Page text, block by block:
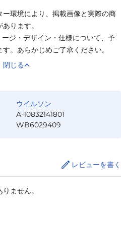
環境により、掲載画像と実際の商
ります。
ジ・デザイン・仕様について、予
。あらかじめご了承ください。
閉じる
ウイルソン
A-10832141801
WB6029409
レビューを書く
ません。